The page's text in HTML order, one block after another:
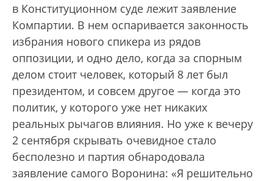
в Конституционном суде лежит заявление
Компартии. В нем оспаривается законность
избрания нового спикера из рядов
оппозиции, и одно дело, когда за спорным
делом стоит человек, который 8 лет был
президентом, и совсем другое — когда это
политик, у которого уже нет никаких
реальных рычагов влияния. Но уже к вечеру
2 сентября скрывать очевидное стало
бесполезно и партия обнародовала
заявление самого Воронина: «Я решительно